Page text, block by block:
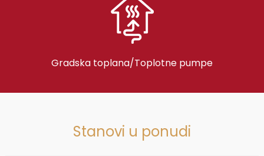
Gradska toplana/Toplotne pumpe
Stanovi u ponudi